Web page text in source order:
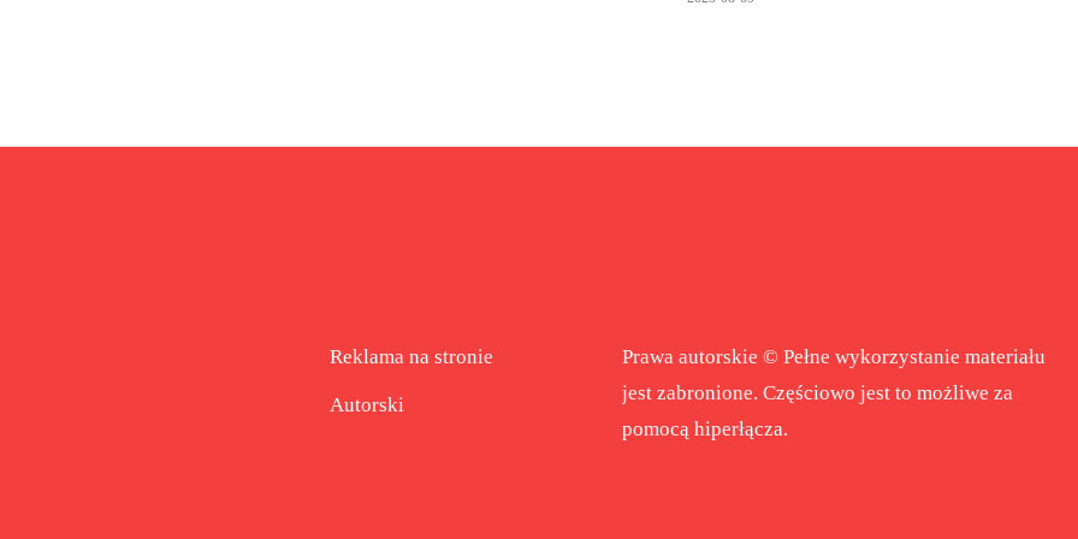
Reklama na stronie
Autorski
Prawa autorskie © Pełne wykorzystanie materiału
jest zabronione. Częściowo jest to możliwe za
pomocą hiperłącza.